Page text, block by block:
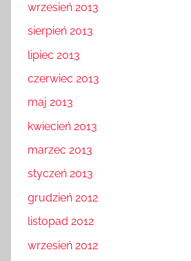
wrzesień 2013
sierpień 2013
lipiec 2013
czerwiec 2013
maj 2013
kwiecień 2013
marzec 2013
styczeń 2013
grudzień 2012
listopad 2012
wrzesień 2012